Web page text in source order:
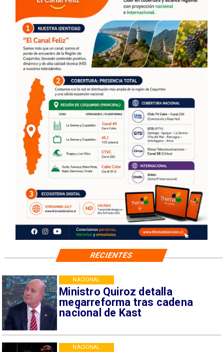
Ministro Quiroz detalla
megarreforma tras cadena
nacional de Kast
NACIONAL
NACIONAL
RECIENTES